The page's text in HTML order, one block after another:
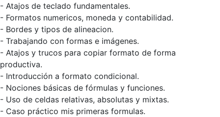
- Atajos de teclado fundamentales.
- Formatos numericos, moneda y contabilidad.
- Bordes y tipos de alineacion.
- Trabajando con formas e imágenes.
- Atajos y trucos para copiar formato de forma
productiva.
- Introducción a formato condicional.
- Nociones básicas de fórmulas y funciones.
- Uso de celdas relativas, absolutas y mixtas.
- Caso práctico mis primeras formulas.